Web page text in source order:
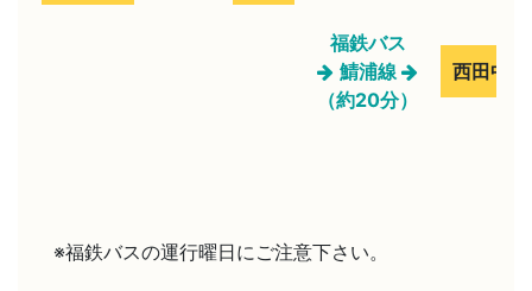
福鉄バス
鯖浦線
（約20分）
西田中
※福鉄バスの運行曜日にご注意下さい。